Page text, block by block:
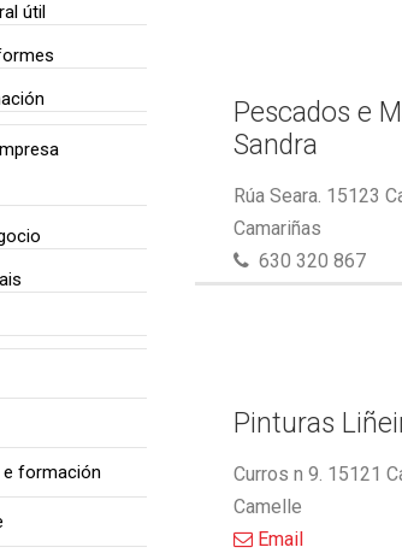
Pescados e
Sandra
Rúa Seara. 15123
Camariñas
630 320 867
Pinturas
Curros n 9. 15121
Camelle
Email
útil
e formación